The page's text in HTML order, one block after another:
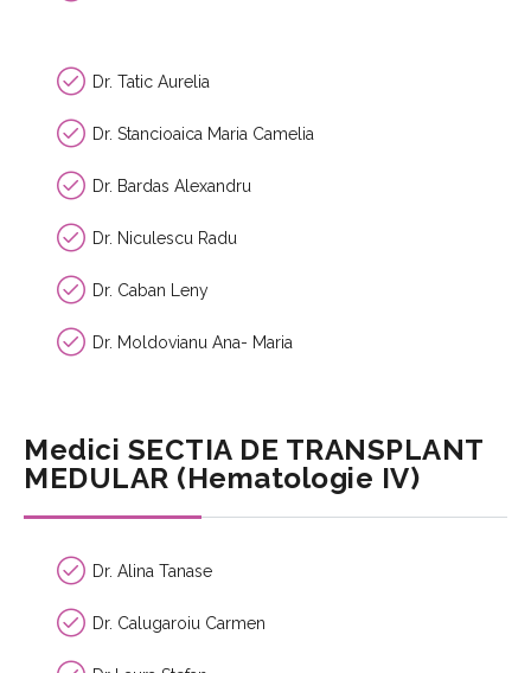
Dr. Tatic Aurelia
Dr. Stancioaica Maria Camelia
Dr. Bardas Alexandru
Dr. Niculescu Radu
Dr. Caban Leny
Dr. Moldovianu Ana- Maria
Medici SECTIA DE TRANSPLANT
MEDULAR (Hematologie IV)
Dr. Alina Tanase
Dr. Calugaroiu Carmen